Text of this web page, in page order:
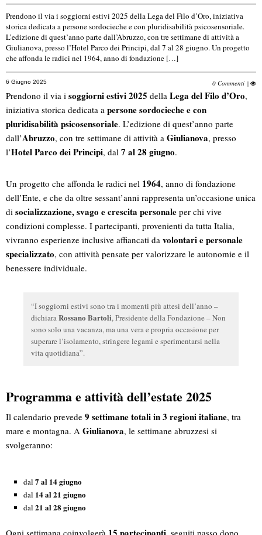
Prendono il via i soggiorni estivi 2025 della Lega del Filo d’Oro, iniziativa
storica dedicata a persone sordocieche e con pluridisabilità psicosensoriale.
L’edizione di quest’anno parte dall’Abruzzo, con tre settimane di attività a
Giulianova, presso l’Hotel Parco dei Principi, dal 7 al 28 giugno. Un progetto
che affonda le radici nel 1964, anno di fondazione […]
6 Giugno 2025 0 Commenti |
Prendono il via i soggiorni estivi 2025 della Lega del Filo d’Oro,
iniziativa storica dedicata a persone sordocieche e con
pluridisabilità psicosensoriale. L’edizione di quest’anno parte
dall’Abruzzo, con tre settimane di attività a Giulianova, presso
l’Hotel Parco dei Principi, dal 7 al 28 giugno.
Un progetto che affonda le radici nel 1964, anno di fondazione
dell’Ente, e che da oltre sessant’anni rappresenta un’occasione unica
di socializzazione, svago e crescita personale per chi vive
condizioni complesse. I partecipanti, provenienti da tutta Italia,
vivranno esperienze inclusive affiancati da volontari e personale
specializzato, con attività pensate per valorizzare le autonomie e il
benessere individuale.
“I soggiorni estivi sono tra i momenti più attesi dell’anno –
dichiaraRossano Bartoli, Presidente della Fondazione – Non
sono solo una vacanza, ma una vera e propria occasione per
superare l’isolamento, stringere legami e sperimentarsi nella
vita quotidiana”.
Programma e attività dell’estate 2025
Il calendario prevede 9 settimane totali in 3 regioni italiane, tra
mare e montagna. A Giulianova, le settimane abruzzesi si
svolgeranno:
dal 7 al 14 giugno
dal 14 al 21 giugno
dal 21 al 28 giugno
Ogni settimana coinvolgerà 15 partecipanti, seguiti passo dopo